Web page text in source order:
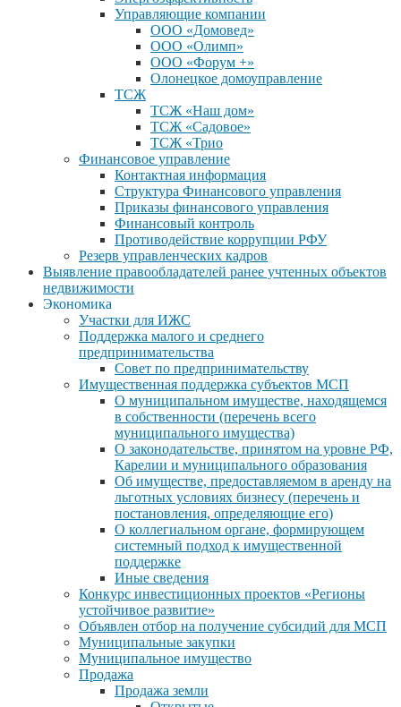
Управляющие компании
ООО «Домовед»
ООО «Олимп»
ООО «Форум +»
Олонецкое домоуправление
ТСЖ
ТСЖ «Наш дом»
ТСЖ «Садовое»
ТСЖ «Трио
Финансовое управление
Контактная информация
Структура Финансового управления
Приказы финансового управления
Финансовый контроль
Противодействие коррупции РФУ
Резерв управленческих кадров
Выявление правообладателей ранее учтенных объектов
недвижимости
Экономика
Участки для ИЖС
Поддержка малого и среднего
предпринимательства
Совет по предпринимательству
Имущественная поддержка субъектов МСП
О муниципальном имуществе, находящемся
в собственности (перечень всего
муниципального имущества)
О законодательстве, принятом на уровне РФ,
Карелии и муниципального образования
Об имуществе, предоставляемом в аренду на
льготных условиях бизнесу (перечень и
постановления, определяющие его)
О коллегиальном органе, формирующем
системный подход к имущественной
поддержке
Иные сведения
Конкурс инвестиционных проектов «Регионы
устойчивое развитие»
Объявлен отбор на получение субсидий для МСП
Муниципальные закупки
Муниципальное имущество
Продажа
Продажа земли